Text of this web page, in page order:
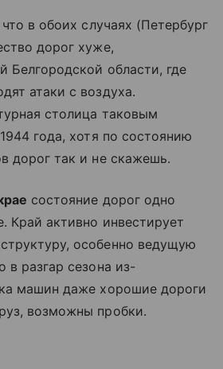
в обоих случаях (Петербург
дорог хуже,
Белгородской области, где
атаки с воздуха.
столица таковым
года, хотя по состоянию
дорог так и не скажешь.
состояние дорог одно
Край активно инвестирует
особенно ведущую
в разгар сезона из-
машин даже хорошие дороги
возможны пробки.